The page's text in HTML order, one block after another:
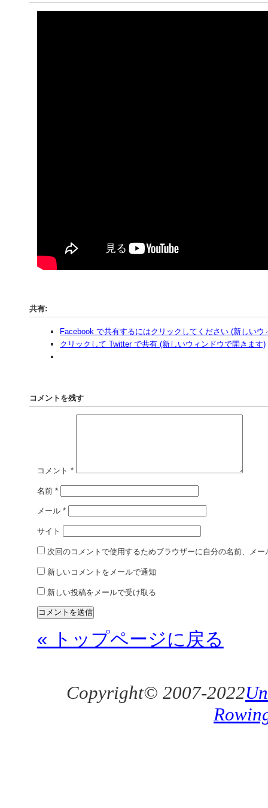
共有:
Facebook で共有するにはクリックしてください (新しいウ
クリックして Twitter で共有 (新しいウィンドウで開きます)
コメントを残す
コメント *
名前 *
メール *
サイト
次回のコメントで使用するためブラウザーに自分の名前、メ
新しいコメントをメールで通知
新しい投稿をメールで受け取る
« トップページに戻る
Copyright© 2007-2022